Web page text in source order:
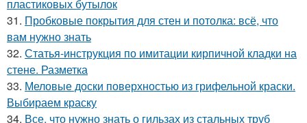
пластиковых бутылок
31. Пробковые покрытия для стен и потолка: всё, что
вам нужно знать
32. Статья-инструкция по имитации кирпичной кладки на
стене. Разметка
33. Меловые доски поверхностью из грифельной краски.
Выбираем краску
34. Все, что нужно знать о гильзах из стальных труб